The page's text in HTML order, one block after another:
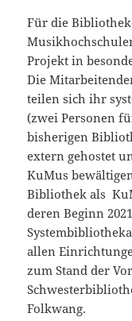
Für die
Projekt in
Die
teilen sich ihr
(zwei Personen
bisherigen
extern gehostet
KuMus
Bibliothek als
deren Beginn
allen
zum Stand der
Folkwang.